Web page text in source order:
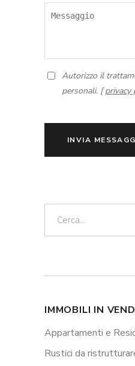
Autorizzo il
personali. [privacy
INVIA
IMMOBILI IN
Appartamenti e
Rustici da